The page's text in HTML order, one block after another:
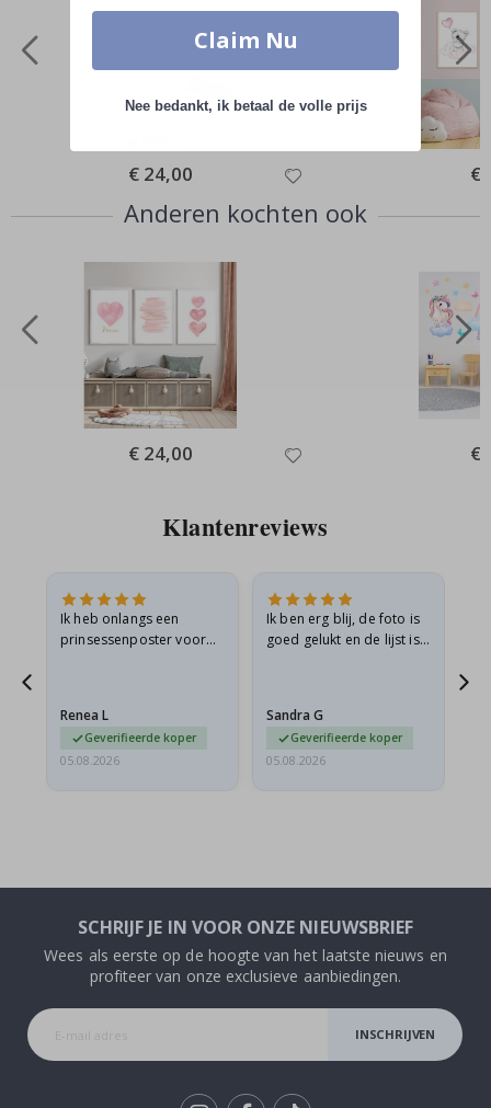
Special
Price
€ 24,00 €
Anderen kochten ook
Special
Price
€ 24,00 €
Klantenreviews
Ik heb onlangs een
prinsessenposter voor
licht…
Renea L
Geverifieerde koper
05.08.2026
Ik ben erg blij, de foto is
goed gelukt en de lijst is
Sandra G
Geverifieerde koper
05.08.2026
SCHRIJF JE IN VOOR ONZE NIEUWSBRIEF
Wees als eerste op de hoogte van het laatste nieuws en
profiteer van onze exclusieve aanbiedingen.
INSCHRIJVEN
Claim Nu
Nee bedankt, ik betaal de volle prijs